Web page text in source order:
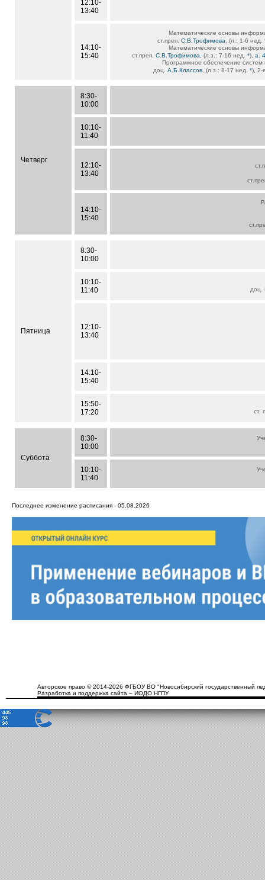
12:10-
13:40
14:10-
15:40
Математические основы
ст.преп. С.В.Трофимова , (л.: 1-6 нед.
Математические основы
ст.преп.С.В.Трофимова , (л.з.: 7-16 нед.*),а.
Программное обеспечение систем
доц. А.Б.Классов , (л.з.: 8-17 нед. *), 2-
Четверг
8:30-
10:00
10:10-
11:40
12:10-
13:40
14:10-
15:40
Пятница
8:30-
10:00
10:10-
11:40
доц.
12:10-
13:40
14:10-
15:40
15:50-
17:20
ст.
Суббота
8:30-
10:00
10:10-
11:40
Последнее изменение расписания - 05.08.2026
Авторское право © 2014-2026 ФГБОУ ВО "Новосибирский государственный
Разработка и поддержка сайта – ИОДО НГПУ